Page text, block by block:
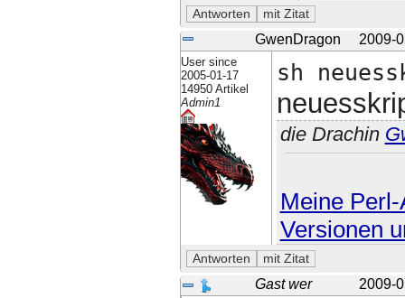
GwenDragon 2009-
User since
2005-01-17
14950 Artikel
Admin1
sh
die Drachin
Meine
Versionen
Gast wer 2009-